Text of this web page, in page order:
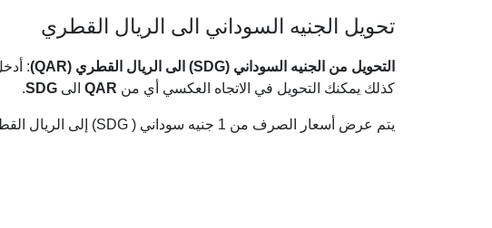
تحويل الجنيه السوداني الى الريال القطري
التحويل من الجنيه السوداني (SDG) الى الريال القطري (QAR)
:
كذلك يمكنك التحويل في الاتجاه العكسي أي من QAR الى SDG
.
يتم عرض أسعار الصرف من 1 جنيه سوداني ( SDG) إلى الريال القطري ( QAR) وفقا لأحدث أسعار الصرف.